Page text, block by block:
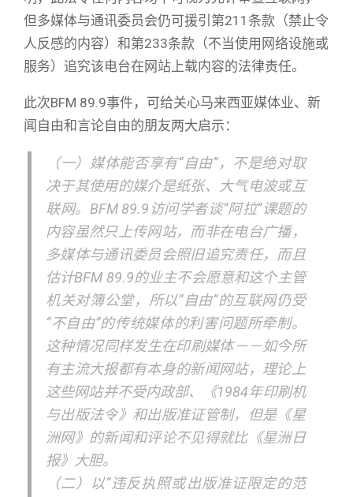
但多媒体与通讯委员会仍可援引第211条款（禁止令
人反感的内容）和第233条款（不当使用网络设施或
服务）追究该电台在网站上载内容的法律责任。
此次BFM 89.9事件，可给关心马来西亚媒体业、新
闻自由和言论自由的朋友两大启示：
（一）媒体能否享有“自由”，不是绝对取
决于其使用的媒介是纸张、大气电波或互
联网。BFM 89.9访问学者谈“阿拉”课题的
内容虽然只上传网站，而非在电台广播，
多媒体与通讯委员会照旧追究责任，而且
估计BFM 89.9的业主不会愿意和这个主管
机关对簿公堂，所以“自由”的互联网仍受
“不自由”的传统媒体的利害问题所牵制。
这种情况同样发生在印刷媒体－－如今所
有主流大报都有本身的新闻网站，理论上
这些网站并不受内政部、《1984年印刷机
与出版法令》和出版准证管制，但是《星
洲网》的新闻和评论不见得就比《星洲日
报》大胆。
（二）以“违反执照或出版准证限定的范